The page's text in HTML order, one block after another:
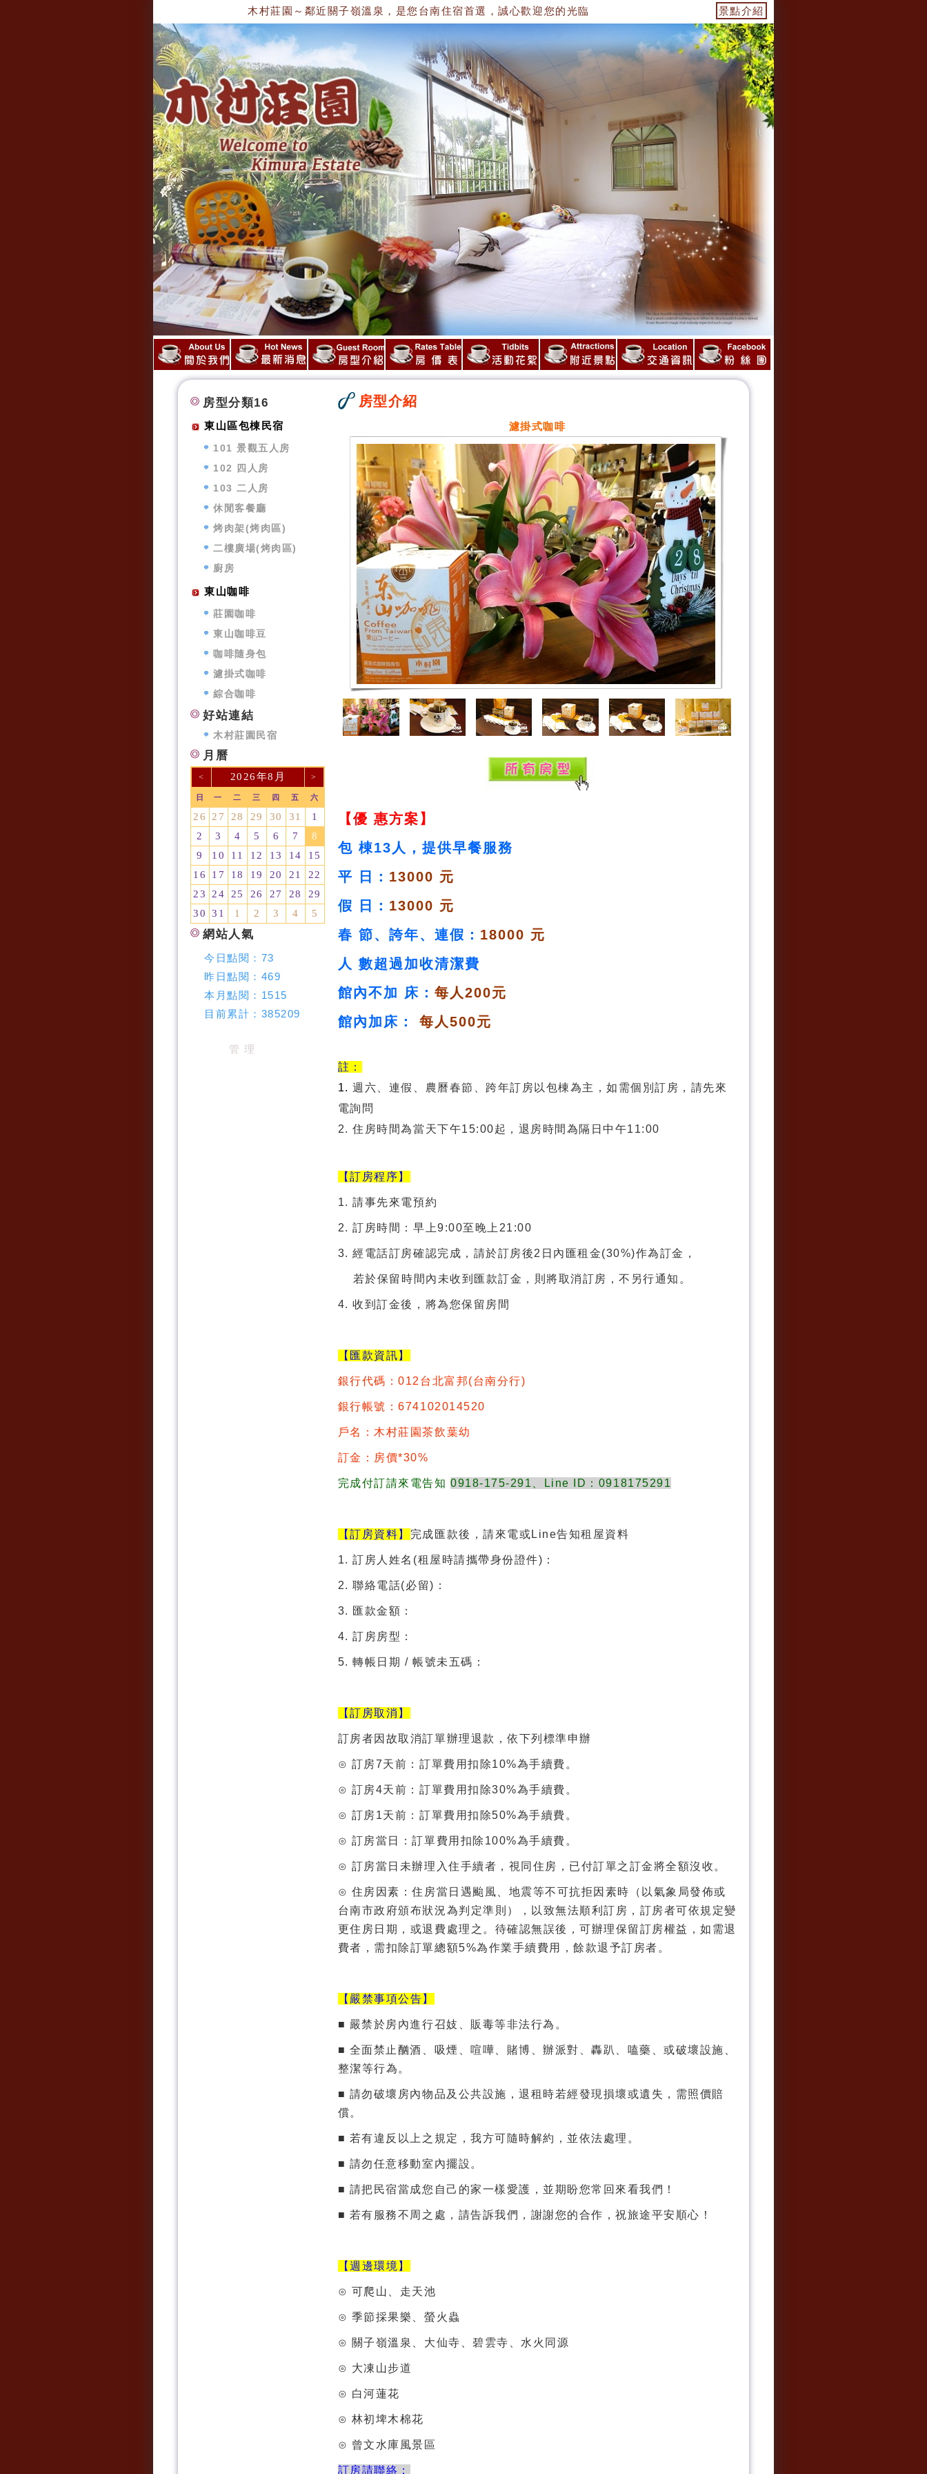
木村莊園～鄰近關子嶺溫泉，是您台南住宿首選，誠心歡迎您的光臨，將提供您最優質的環境，及最用心的服務～
景點介紹
房型介紹
濾掛式咖啡
【優 惠方案】
包 棟13人，提供早餐服務
平 日： 13000 元
假 日： 13000 元
春 節、誇年、連假 ： 18000 元
人 數超過加收清潔費
館內不加 床： 每人200元
館內加床： 每人500元
註：
1.週六、連假、農曆春節、跨年訂房以包棟為主，如需個別訂房，請先來
電詢問
2. 住房時間為當天下午15:00起，退房時間為隔日中午11:00
【訂房程序】
1. 請事先來電預約
2. 訂房時間：早上9:00至晚上21:00
3. 經電話訂房確認完成，請於訂房後2日內匯租金(30%)作為訂金，
若於保留時間內未收到匯款訂金，則將取消訂房，不另行通知。
4. 收到訂金後，將為您保留房間
【匯款資訊】
銀行代碼：012台北富邦(台南分行)
銀行帳號：674102014520
戶名：木村莊園茶飲葉幼
訂金：房價*30%
完成付訂請來電告知0918-175-291、Line ID：0918175291
【訂房資料】 完成匯款後，請來電或Line告知租屋資料
1. 訂房人姓名(租屋時請攜帶身份證件)：
2. 聯絡電話(必留)：
3. 匯款金額：
4. 訂房房型：
5. 轉帳日期 / 帳號未五碼：
【訂房取消】
訂房者因故取消訂單辦理退款，依下列標準申辦
⊙ 訂房7天前：訂單費用扣除10%為手續費。
⊙ 訂房4天前：訂單費用扣除30%為手續費。
⊙ 訂房1天前：訂單費用扣除50%為手續費。
⊙ 訂房當日：訂單費用扣除100%為手續費。
⊙ 訂房當日未辦理入住手續者，視同住房，已付訂單之訂金將全額沒收。
⊙ 住房因素：住房當日遇颱風、地震等不可抗拒因素時（以氣象局發佈或
台南市政府頒布狀況為判定準則），以致無法順利訂房，訂房者可依規定變
更住房日期，或退費處理之。待確認無誤後，可辦理保留訂房權益，如需退
費者，需扣除訂單總額5%為作業手續費用，餘款退予訂房者。
【嚴禁事項公告】
■ 嚴禁於房內進行召妓、販毒等非法行為。
■ 全面禁止酗酒、吸煙、喧嘩、賭博、辦派對、轟趴、嗑藥、或破壞設施、
整潔等行為。
■ 請勿破壞房內物品及公共設施，退租時若經發現損壞或遺失，需照價賠
償。
■ 若有違反以上之規定，我方可隨時解約，並依法處理。
■ 請勿任意移動室內擺設。
■ 請把民宿當成您自己的家一樣愛護，並期盼您常回來看我們！
■ 若有服務不周之處，請告訴我們，謝謝您的合作，祝旅途平安順心！
【週邊環境】
⊙ 可爬山、走天池
⊙ 季節採果樂、螢火蟲
⊙ 關子嶺溫泉、大仙寺、碧雲寺、水火同源
⊙ 大凍山步道
⊙ 白河蓮花
⊙ 林初埤木棉花
⊙ 曾文水庫風景區
訂房請聯絡：
房型分類16
東山區包棟民宿
101 景觀五人房
102 四人房
103 二人房
休閒客餐廳
烤肉架(烤肉區)
二樓廣場(烤肉區)
廚房
東山咖啡
莊園咖啡
東山咖啡豆
咖啡隨身包
濾掛式咖啡
綜合咖啡
好站連結
木村莊園民宿
月曆
< 2026年8月 >
日 一 二 三 四 五 六
26 27 28 29 30 31
1
2
3 4 5 6 7
8
9
10 11 12 13 14
15
16
17 18 19 20 21
22
23
24 25 26 27 28
29
30
31 1 2 3 4 5
網站人氣
今日點閱： 73
昨日點閱： 469
本月點閱： 1515
目前累計： 385209
管 理